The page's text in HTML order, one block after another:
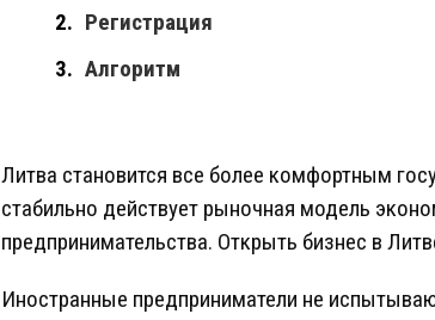
Регистрация
Алгоритм
Литва становится все более комфортным
стабильно действует рыночная модель
предпринимательства. Открыть бизнес в
Иностранные предприниматели не